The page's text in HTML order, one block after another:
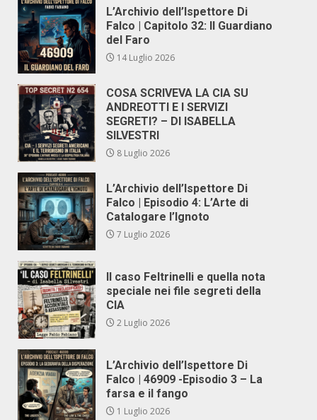
L’Archivio dell’Ispettore Di
Falco | Capitolo 32: Il Guardiano
del Faro
14 Luglio 2026
COSA SCRIVEVA LA CIA SU
ANDREOTTI E I SERVIZI
SEGRETI? – DI ISABELLA
SILVESTRI
8 Luglio 2026
L’Archivio dell’Ispettore Di
Falco | Episodio 4: L’Arte di
Catalogare l’Ignoto
7 Luglio 2026
Il caso Feltrinelli e quella nota
speciale nei file segreti della
CIA
2 Luglio 2026
L’Archivio dell’Ispettore Di
Falco | 46909 -Episodio 3 – La
farsa e il fango
1 Luglio 2026